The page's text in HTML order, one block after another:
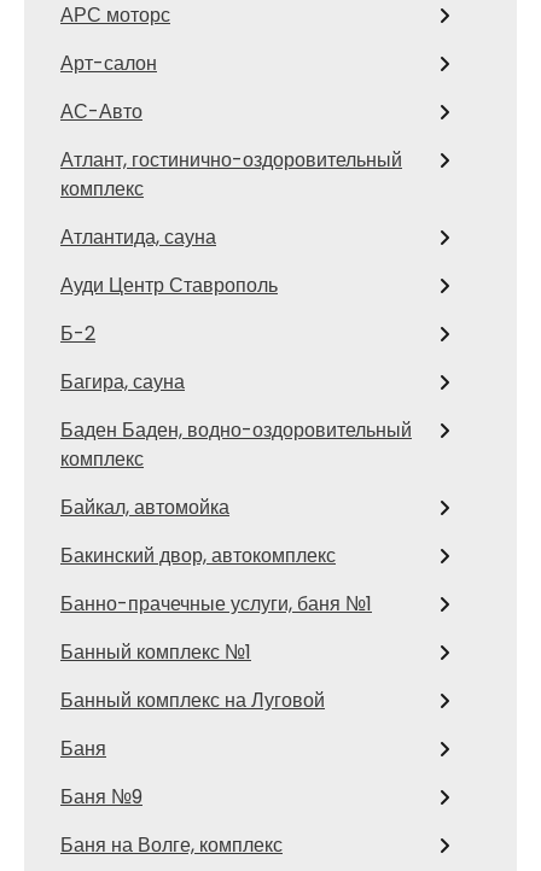
АРС моторс
Арт-салон
АС-Авто
Атлант, гостинично-оздоровительный
комплекс
Атлантида, сауна
Ауди Центр Ставрополь
Б-2
Багира, сауна
Баден Баден, водно-оздоровительный
комплекс
Байкал, автомойка
Бакинский двор, автокомплекс
Банно-прачечные услуги, баня №1
Банный комплекс №1
Банный комплекс на Луговой
Баня
Баня №9
Баня на Волге, комплекс